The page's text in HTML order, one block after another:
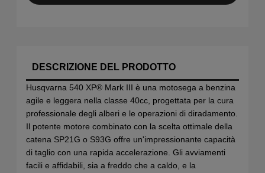
DESCRIZIONE DEL PRODOTTO
Husqvarna 540 XP® Mark III è una motosega a benzina
agile e leggera nella classe 40cc, progettata per la cura
professionale degli alberi e le operazioni di diradamento.
Il potente motore combinato con la scelta ottimale della
catena SP21G o S93G offre un'impressionante capacità
di taglio con una rapida accelerazione. Gli avviamenti
facili e affidabili, sia a freddo che a caldo, e la